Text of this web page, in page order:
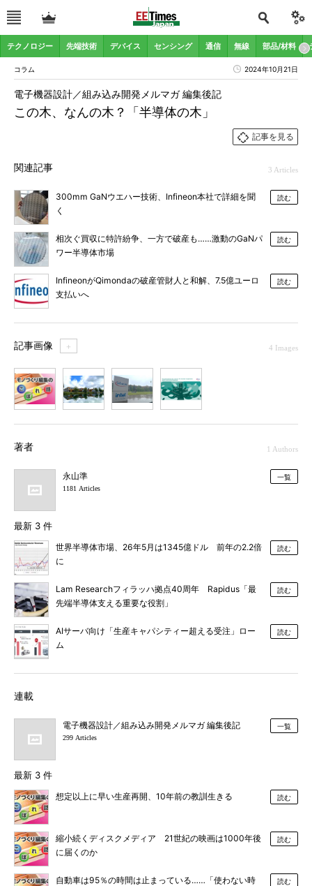
テクノロジー 先端技術 デバイス センシング 通信 無線 部品/材料
コラム 2024年10月21日
この木、なんの木？「半導体の木」
電子機器設計／組み込み開発メルマガ 編集後記
記事を見る
関連記事 3 Articles
300mm GaNウエハー技術、Infineon本社で詳細を聞
く
読む
相次ぐ買収に特許紛争、一方で破産も……激動のGaNパ
ワー半導体市場
読む
InfineonがQimondaの破産管財人と和解、7.5億ユーロ
支払いへ
読む
記事画像 ＋ 4 Images
著者 1 Authors
永山準
1181 Articles
一覧
最新 3 件
世界半導体市場、26年5月は1345億ドル 前年の2.2倍
に
読む
Lam Researchフィラッハ拠点40周年 Rapidus「最
先端半導体支える重要な役割」
読む
AIサーバ向け「生産キャパシティー超える受注」ロー
ム
読む
連載
電子機器設計／組み込み開発メルマガ 編集後記
299 Articles
一覧
最新 3 件
想定以上に早い生産再開、10年前の教訓生きる 読む
縮小続くディスクメディア 21世紀の映画は1000年後
に届くのか
読む
自動車は95％の時間は止まっている……「使わない時
読む